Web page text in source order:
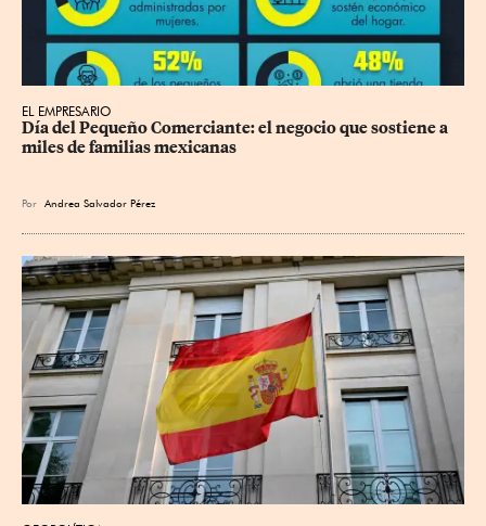
EL EMPRESARIO
Día del Pequeño Comerciante: el negocio que sostiene a
miles de familias mexicanas
Por Andrea Salvador Pérez